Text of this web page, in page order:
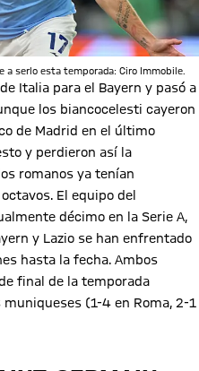
a serlo esta temporada: Ciro Immobile.
Italia para el Bayern y pasó a
los biancocelesti cayeron
de Madrid en el último
y perdieron así la
romanos ya tenían
El equipo del
décimo en la Serie A,
y Lazio se han enfrentado
hasta la fecha. Ambos
final de la temporada
(1-4 en Roma, 2-1